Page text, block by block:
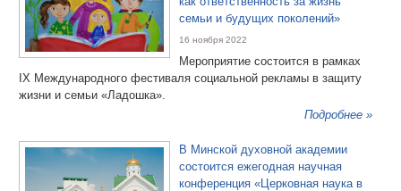
семьи и будущих поколений»
16 ноября 2022
Мероприятие состоится в рамках
IX Международного фестиваля социальной рекламы в защиту
жизни и семьи «Ладошка».
Подробнее »
В Минской духовной академии
состоится ежегодная научная
конференция «Церковная наука в